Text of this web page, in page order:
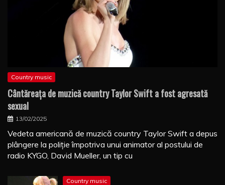
Country music
Cântăreaţa de muzică country Taylor Swift a fost agresată
sexual
13/02/2025
Vedeta americană de muzică country Taylor Swift a depus
plângere la poliţie împotriva unui animator al postului de
radio KYGO, David Mueller, un tip cu
Country music